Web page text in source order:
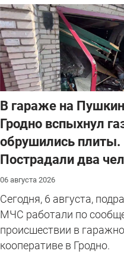
В гараже на
Гродно вспыхнул
обрушились плиты.
Пострадали два
06 августа 2026
Сегодня, 6 августа,
МЧС работали по
происшествии в
кооперативе в Гродно.